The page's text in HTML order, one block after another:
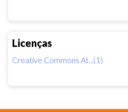
Licenças
Creative Commons At...(1)